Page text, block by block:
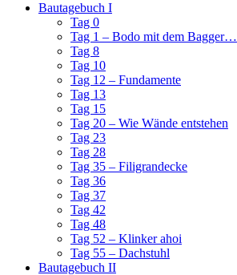
Bautagebuch I
Tag 0
Tag 1 – Bodo mit dem Bagger…
Tag 8
Tag 10
Tag 12 – Fundamente
Tag 13
Tag 15
Tag 20 – Wie Wände entstehen
Tag 23
Tag 28
Tag 35 – Filigrandecke
Tag 36
Tag 37
Tag 42
Tag 48
Tag 52 – Klinker ahoi
Tag 55 – Dachstuhl
Bautagebuch II